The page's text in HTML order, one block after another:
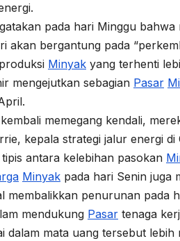
pada hari Minggu
akan bergantung pada
Minyak yang terhenti
mengejutkan sebagian Pasar
memegang kendali,
kepala strategi jalur energi
antara kelebihan pasokan
Minyak pada hari Senin juga
membalikkan penurunan pada
mendukung Pasar tenaga
dalam mata uang tersebut lebih